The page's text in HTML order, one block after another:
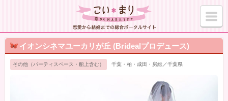
イオンシネマユーカリが丘 (Bridealプロデュース)
その他（パーティスペース・船上含む） 千葉・柏・成田・房総／千葉県